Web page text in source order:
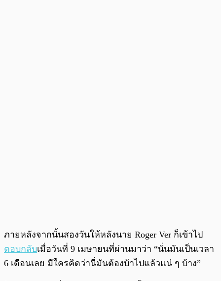
ภายหลังจากนั้นสองวันให้หลังนาย Roger Ver ก็เข้าไป
ตอบกลับเมื่อวันที่ 9 เมษายนที่ผ่านมาว่า “นั่นมันเป็นเวลา
6 เดือนเลย มีใครคิดว่านี่มันต้องบ้าไปแล้วแน่ ๆ บ้าง”